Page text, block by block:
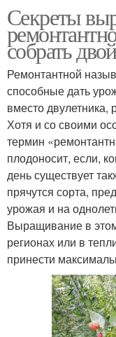
Секреты
собрать
Ремонтантной
способные дать
вместо двулетника,
Хотя и со своими
термин
плодоносит, если,
день существует
прячутся сорта,
урожая и на
Выращивание в
регионах или в
принести